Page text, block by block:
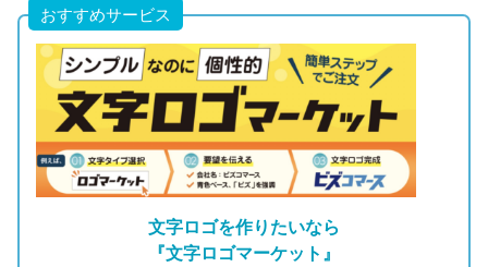
おすすめサービス
文字ロゴを作りたいなら
『文字ロゴマーケット』